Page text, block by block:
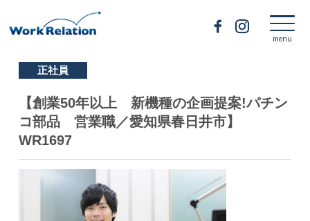
正社員
【創業50年以上 新機種の企画提案!パチン
コ部品 営業職／愛知県春日井市】
WR1697